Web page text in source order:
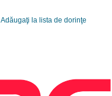
Adăugaţi la lista de dorinţe